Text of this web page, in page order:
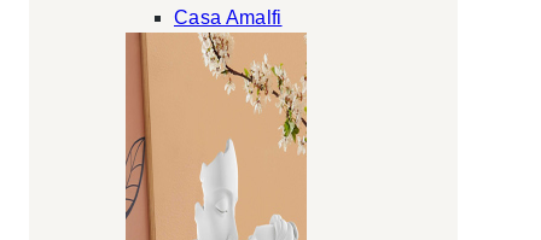
Casa Amalfi